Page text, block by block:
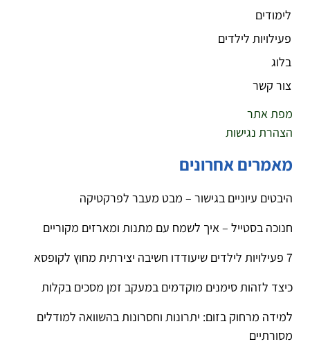
לימודים
פעילויות לילדים
בלוג
צור קשר
מפת אתר
הצהרת נגישות
מאמרים אחרונים
היבטים עיוניים בגישור – מבט מעבר לפרקטיקה
חנוכה בסטייל – איך לשמח עם מתנות ומארזים מקוריים
7 פעילויות לילדים שיעודדו חשיבה יצירתית מחוץ לקופסא
כיצד לזהות סימנים מוקדמים במעקב זמן מסכים בקלות
למידה מרחוק בזום: יתרונות וחסרונות בהשוואה למודלים
מסורתיים